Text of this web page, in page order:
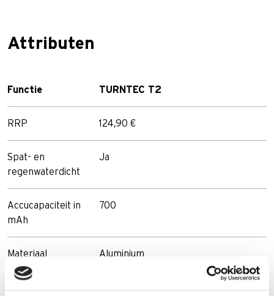
Attributen
Functie TURNTEC T2
RRP 124,90 €
Spat- en
regenwaterdicht
Ja
Accucapaciteit in
mAh
700
Materiaal Aluminium